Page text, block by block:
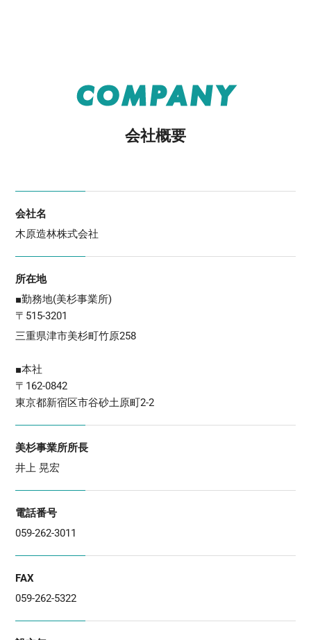
COMPANY
会社概要
会社名
木原造林株式会社
所在地
■勤務地(美杉事業所)
〒515-3201
三重県津市美杉町竹原258
■本社
〒162-0842
東京都新宿区市谷砂土原町2-2
美杉事業所所長
井上 晃宏
電話番号
059-262-3011
FAX
059-262-5322